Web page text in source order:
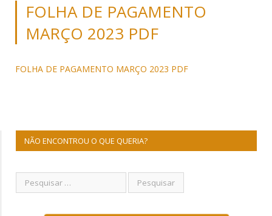
FOLHA DE PAGAMENTO
MARÇO 2023 PDF
FOLHA DE PAGAMENTO MARÇO 2023 PDF
NÃO ENCONTROU O QUE QUERIA?